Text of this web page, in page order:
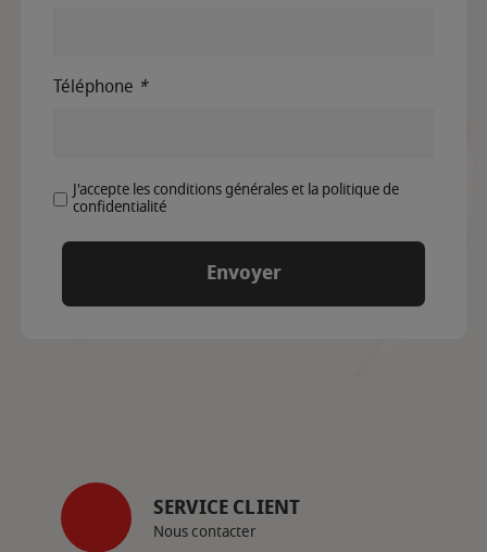
Téléphone *
J'accepte les conditions générales et la politique de
confidentialité
SERVICE CLIENT
Nous contacter